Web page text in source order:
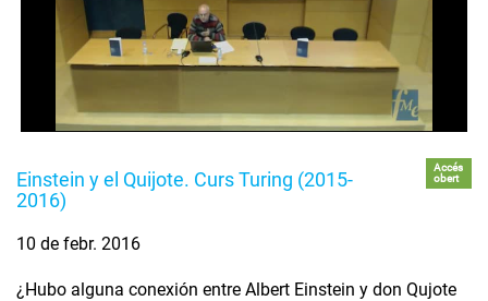
Einstein y el Quijote. Curs Turing (2015-
2016)
Accés
obert
10 de febr. 2016
¿Hubo alguna conexión entre Albert Einstein y don Qujote